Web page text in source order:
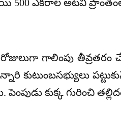
500 ఎకరాల అటవీ
గాలింపు తీవ్రతరం
కుటుంబసభ్యులు
పెంపుడు కుక్క గురించి